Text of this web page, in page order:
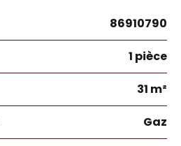
86910790
1 pièce
31 m²
Gaz